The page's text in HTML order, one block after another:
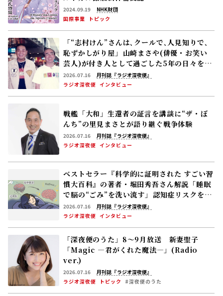
2026.07.16
月刊誌『ラジオ深夜便』
ラジオ深夜便 インタビュー
戦艦「大和」生還者の証言を講談に――“ザ・ぼ
んち”の里見まさとが語り継ぐ戦争体験
2026.07.16
月刊誌『ラジオ深夜便』
ラジオ深夜便
インタビュー
慣大百科』の著者・堀田秀吾さん解説「睡眠
で脳の“ごみ”を洗い流す」――認知症リスクを下
げる休養の新常識
2026.07.16
月刊誌『ラジオ深夜便』
ラジオ深夜便 インタビュー
「深夜便のうた」8～9月放送 新妻聖子
「Magic ―君がくれた魔法―」(Radio
ver.)
2026.07.16
月刊誌『ラジオ深夜便』
ラジオ深夜便 トピック #深夜便のうた
落合恵子(作家)81歳 肺がん闘病「治療を受
けるか受けないか迷う――“選択”は選び得るもの
があって初めてできる」
2026.06.17
月刊誌『ラジオ深夜便』
ラジオ深夜便 インタビュー